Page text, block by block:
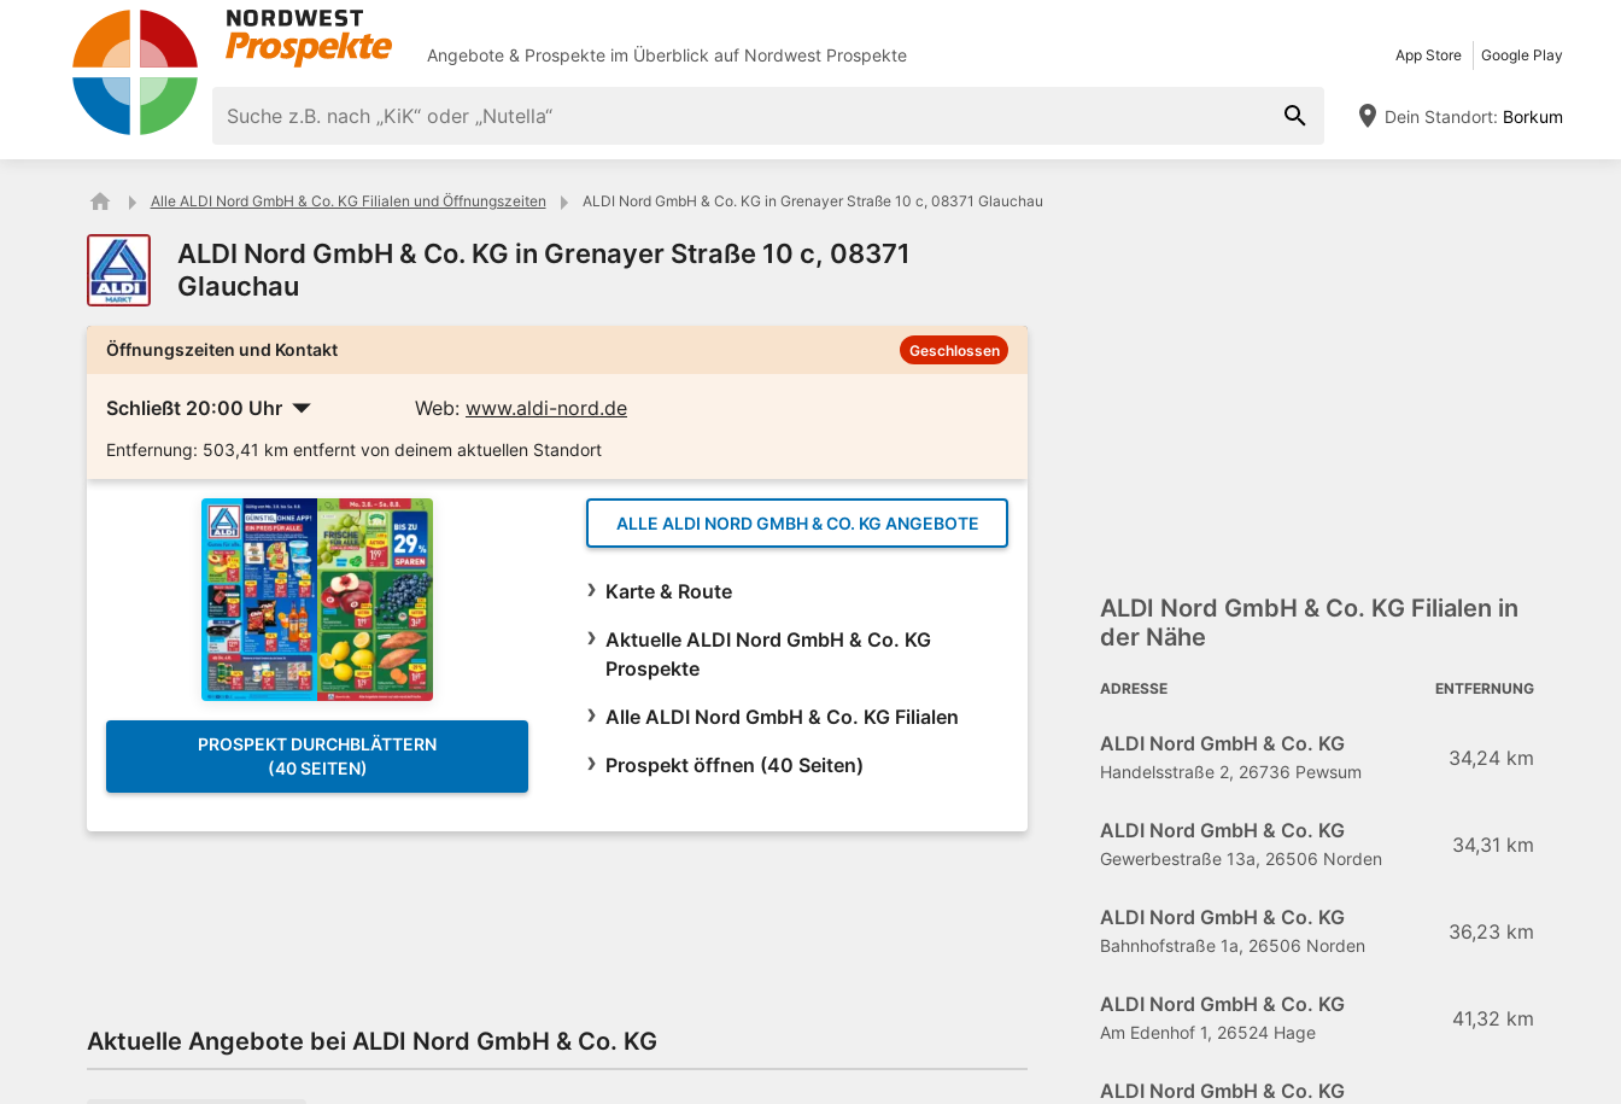
Angebote & Prospekte im Überblick auf Nordwest Prospekte App Store Google Play
Dein Standort: Borkum
Alle ALDI Nord GmbH & Co. KG Filialen und Öffnungszeiten ALDI Nord GmbH & Co. KG in Grenayer Straße 10 c, 08371 Glauchau
ALDI Nord GmbH & Co. KG in Grenayer Straße 10 c, 08371
Glauchau
Öffnungszeiten und Kontakt Geschlossen
Schließt 20:00 Uhr Web: www.aldi-nord.de
Entfernung: 503,41 km entfernt von deinem aktuellen Standort
PROSPEKT DURCHBLÄTTERN
(40 SEITEN)
ALLE ALDI NORD GMBH & CO. KG ANGEBOTE
Karte & Route
Aktuelle ALDI Nord GmbH & Co. KG
Prospekte
Alle ALDI Nord GmbH & Co. KG Filialen
Prospekt öffnen (40 Seiten)
Aktuelle Angebote bei ALDI Nord GmbH & Co. KG
ALDI Nord GmbH & Co. KG Filialen in
der Nähe
ADRESSE ENTFERNUNG
ALDI Nord GmbH & Co. KG
Handelsstraße 2, 26736 Pewsum
34,24 km
ALDI Nord GmbH & Co. KG
Gewerbestraße 13a, 26506 Norden
34,31 km
ALDI Nord GmbH & Co. KG
Bahnhofstraße 1a, 26506 Norden
36,23 km
ALDI Nord GmbH & Co. KG
Am Edenhof 1, 26524 Hage
41,32 km
ALDI Nord GmbH & Co. KG